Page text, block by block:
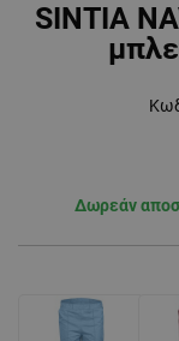
SINTIA
Δωρεάν